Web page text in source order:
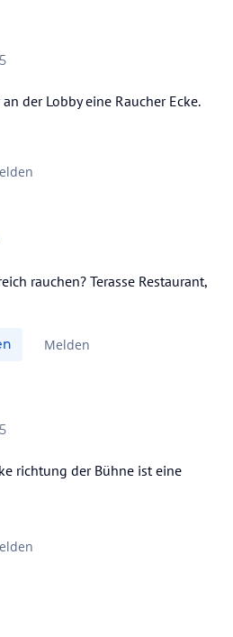
der Lobby eine Raucher Ecke.
rauchen? Terasse Restaurant,
Melden
richtung der Bühne ist eine